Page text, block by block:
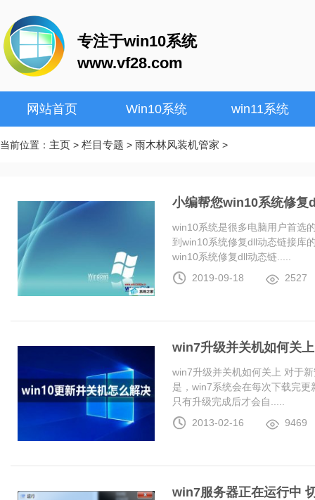
专注于win10系统
www.vf28.com
网站首页 Win10系统 win11系统
当前位置： 主页 > 栏目专题 > 雨木林风装机管家 >
小编帮您win10系统修复
win10系统是很多电脑用户首选
到win10系统修复dll动态链接库
win10系统修复dll动态链.....
2019-09-18
2527
win7升级并关机如何关上
win7升级并关机如何关上 对于
是，win7系统会在每次下载完
只有升级完成后才会自.....
2013-02-16
9469
win7服务器正在运行中